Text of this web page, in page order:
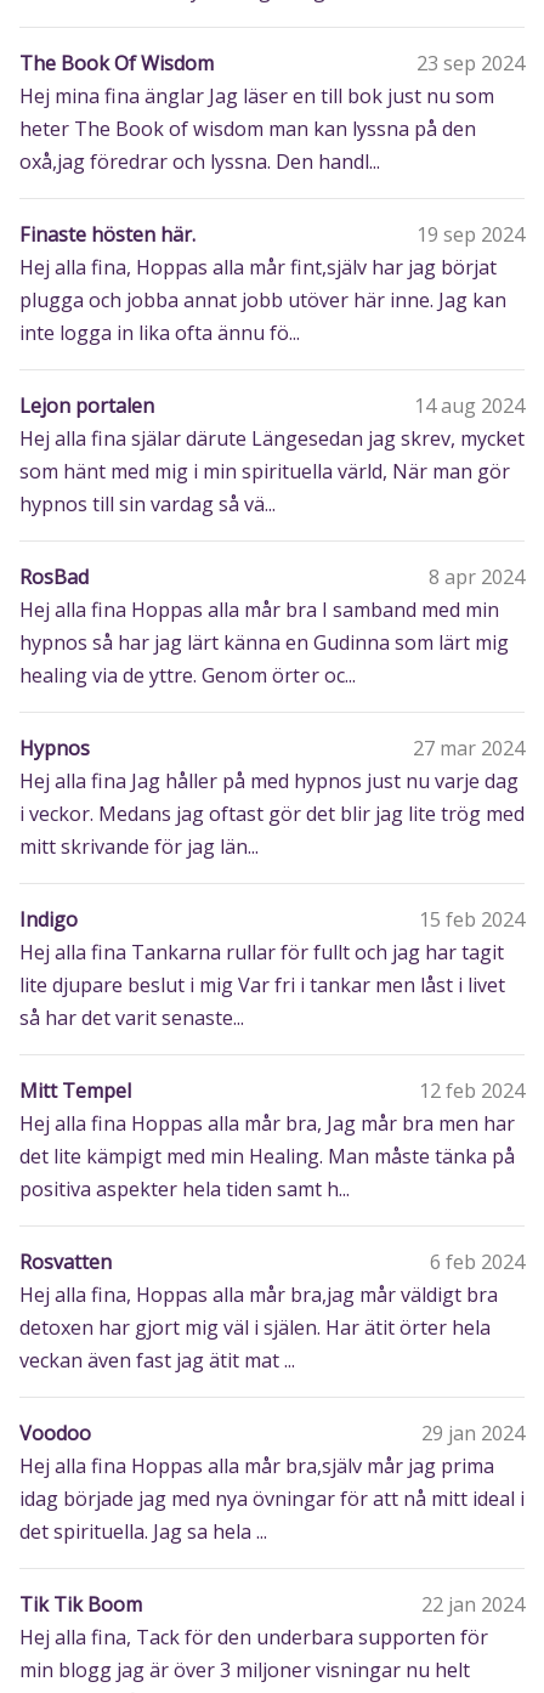
The Book Of Wisdom
23 sep 2024
Hej mina fina änglar Jag läser en till bok just nu som
heter The Book of wisdom man kan lyssna på den
oxå,jag föredrar och lyssna. Den handl...
Finaste hösten här.
19 sep 2024
Hej alla fina, Hoppas alla mår fint,själv har jag börjat
plugga och jobba annat jobb utöver här inne. Jag kan
inte logga in lika ofta ännu fö...
Lejon portalen
14 aug 2024
Hej alla fina själar därute Längesedan jag skrev, mycket
som hänt med mig i min spirituella värld, När man gör
hypnos till sin vardag så vä...
RosBad
8 apr 2024
Hej alla fina Hoppas alla mår bra I samband med min
hypnos så har jag lärt känna en Gudinna som lärt mig
healing via de yttre. Genom örter oc...
Hypnos
27 mar 2024
Hej alla fina Jag håller på med hypnos just nu varje dag
i veckor. Medans jag oftast gör det blir jag lite trög med
mitt skrivande för jag län...
Indigo
15 feb 2024
Hej alla fina Tankarna rullar för fullt och jag har tagit
lite djupare beslut i mig Var fri i tankar men låst i livet
så har det varit senaste...
Mitt Tempel
12 feb 2024
Hej alla fina Hoppas alla mår bra, Jag mår bra men har
det lite kämpigt med min Healing. Man måste tänka på
positiva aspekter hela tiden samt h...
Rosvatten
6 feb 2024
Hej alla fina, Hoppas alla mår bra,jag mår väldigt bra
detoxen har gjort mig väl i själen. Har ätit örter hela
veckan även fast jag ätit mat ...
Voodoo
29 jan 2024
Hej alla fina Hoppas alla mår bra,själv mår jag prima
idag började jag med nya övningar för att nå mitt ideal i
det spirituella. Jag sa hela ...
Tik Tik Boom
22 jan 2024
Hej alla fina, Tack för den underbara supporten för
min blogg jag är över 3 miljoner visningar nu helt